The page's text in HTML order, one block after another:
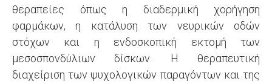
θεραπείες όπως η διαδερμική χορήγηση
φαρμάκων, η κατάλυση των νευρικών οδών
στόχων και η ενδοσκοπική εκτομή των
μεσοσπονδύλιων δίσκων. Η θεραπευτική
διαχείριση των ψυχολογικών παραγόντων και της